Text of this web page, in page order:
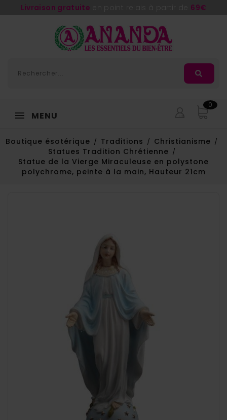
Livraison gratuite 69€
MENU
0
Boutique ésotérique Traditions
Christianisme
Statues Tradition Chrétienne
Statue de la Vierge Miraculeuse en polystone
polychrome, peinte à la main, Hauteur 21cm